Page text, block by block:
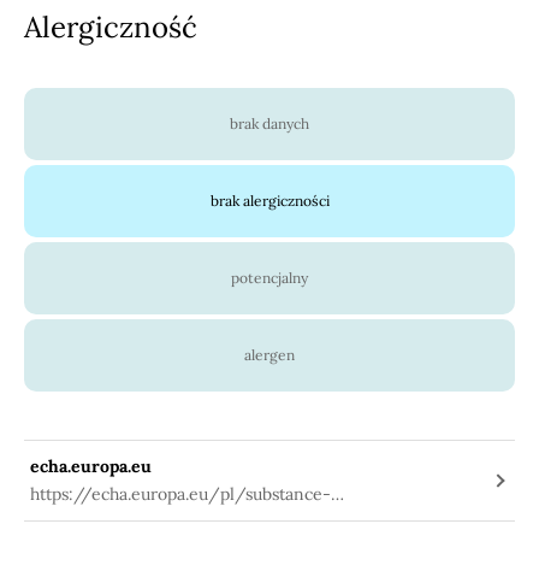
Alergiczność
brak danych
brak alergiczności
potencjalny
alergen
echa.europa.eu
https://echa.europa.eu/pl/substance-
information/-/substanceinfo/100.131.684